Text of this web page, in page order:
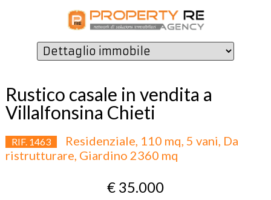
Rustico casale in vendita a
Villalfonsina Chieti
RIF. 1463
Residenziale, 110 mq, 5 vani, Da
ristrutturare, Giardino 2360 mq
€ 35.000